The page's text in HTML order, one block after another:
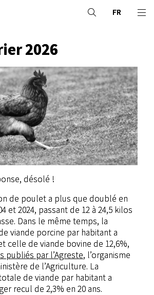
FR
2026
désolé !
de poulet a plus que doublé en
et 2024, passant de 12 à 24,5 kilos
Dans le même temps, la
viande porcine par habitant a
celle de viande bovine de 12,6%,
publiés par l’Agreste, l’organisme
de l’Agriculture. La
de viande par habitant a
recul de 2,3% en 20 ans.